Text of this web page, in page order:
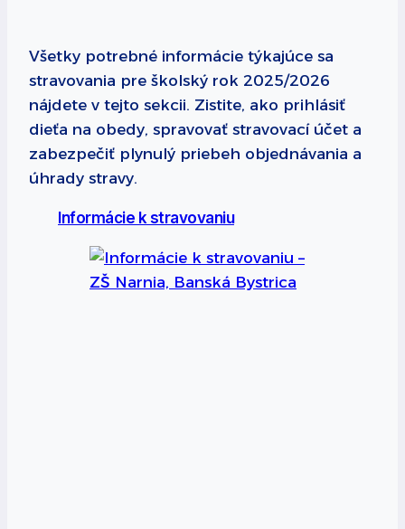
Všetky potrebné informácie týkajúce sa
stravovania pre školský rok 2025/2026
nájdete v tejto sekcii. Zistite, ako prihlásiť
dieťa na obedy, spravovať stravovací účet a
zabezpečiť plynulý priebeh objednávania a
úhrady stravy.
Informácie k stravovaniu